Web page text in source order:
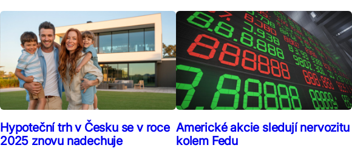
Hypoteční trh v Česku se v roce
2025 znovu nadechuje
Americké akcie sledují nervozitu
kolem Fedu